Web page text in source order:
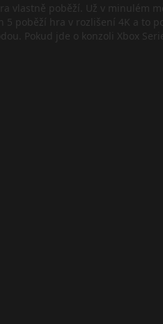
vlastně poběží. Už v minulém
poběží hra v rozlišení 4K a to
Pokud jde o konzoli Xbox